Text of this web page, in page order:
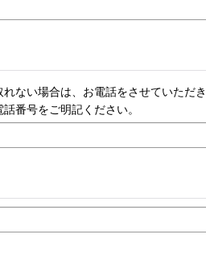
ない場合は、お電話をさせていただき
番号をご明記ください。